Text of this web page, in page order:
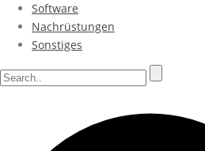
Software
Nachrüstungen
Sonstiges